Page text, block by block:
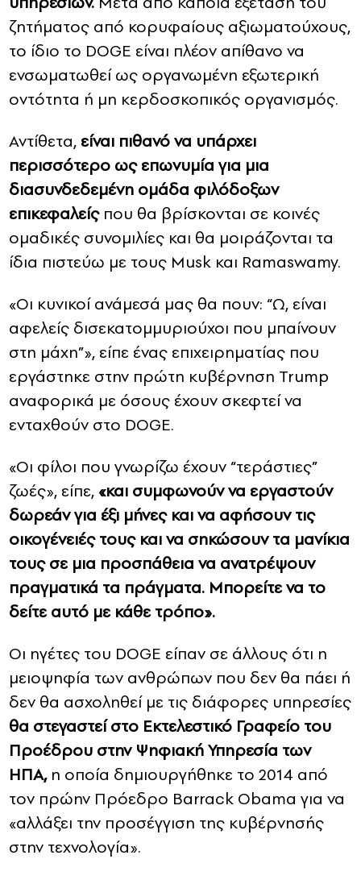
ζητήματος από κορυφαίους αξιωματούχους,
το ίδιο το DOGE είναι πλέον απίθανο να
ενσωματωθεί ως οργανωμένη εξωτερική
οντότητα ή μη κερδοσκοπικός οργανισμός.
Αντίθετα, είναι πιθανό να υπάρχει
περισσότερο ως επωνυμία για μια
διασυνδεδεμένη ομάδα φιλόδοξων
επικεφαλείςπου θα βρίσκονται σε κοινές
ομαδικές συνομιλίες και θα μοιράζονται τα
ίδια πιστεύω με τους Musk και Ramaswamy.
«Οι κυνικοί ανάμεσά μας θα πουν: “Ω, είναι
αφελείς δισεκατομμυριούχοι που μπαίνουν
στη μάχη”», είπε ένας επιχειρηματίας που
εργάστηκε στην πρώτη κυβέρνηση Trump
αναφορικά με όσους έχουν σκεφτεί να
ενταχθούν στο DOGE.
«Οι φίλοι που γνωρίζω έχουν “τεράστιες”
ζωές», είπε, «και συμφωνούν να εργαστούν
δωρεάν για έξι μήνες και να αφήσουν τις
οικογένειές τους και να σηκώσουν τα μανίκια
τους σε μια προσπάθεια να ανατρέψουν
πραγματικά τα πράγματα. Μπορείτε να το
δείτε αυτό με κάθε τρόπο».
Οι ηγέτες του DOGE είπαν σε άλλους ότι η
μειοψηφία των ανθρώπων που δεν θα πάει ή
δεν θα ασχοληθεί με τις διάφορες υπηρεσίες
θα στεγαστεί στο Εκτελεστικό Γραφείο του
Προέδρου στην Ψηφιακή Υπηρεσία των
ΗΠΑ,η οποία δημιουργήθηκε το 2014 από
τον πρώην Πρόεδρο Barrack Obama για να
«αλλάξει την προσέγγιση της κυβέρνησής
στην τεχνολογία».